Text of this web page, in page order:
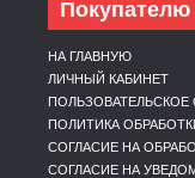
Покупателю
НА ГЛАВНУЮ
ЛИЧНЫЙ КАБИНЕТ
ПОЛЬЗОВАТЕЛЬСКОЕ
ПОЛИТИКА
СОГЛАСИЕ НА
СОГЛАСИЕ НА